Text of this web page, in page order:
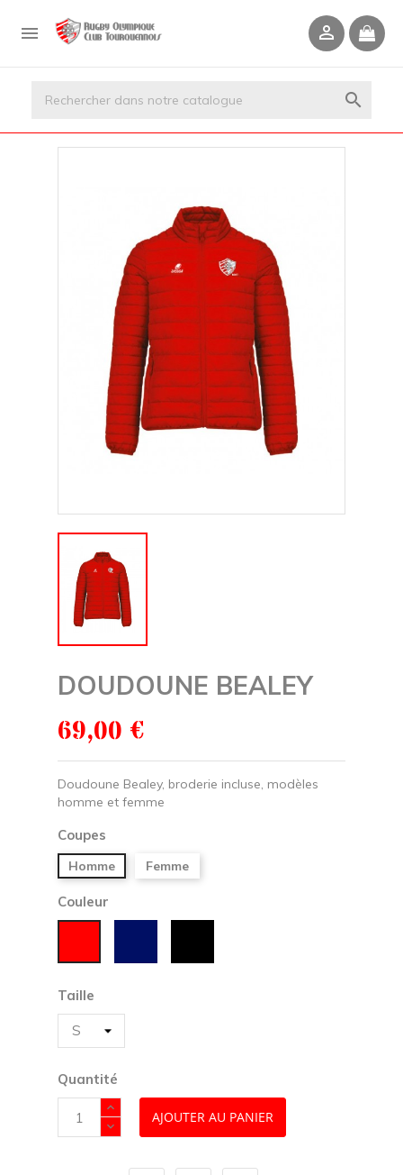
 

DOUDOUNE BEALEY
69,00 €
Doudoune Bealey, broderie incluse, modèles
homme et femme
Coupes
Homme Femme
Couleur
Taille
Quantité
AJOUTER AU PANIER